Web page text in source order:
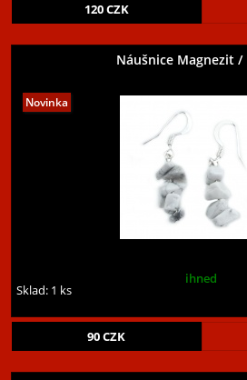
120CZK
Náušnice Magnezit
ihned
Sklad: 1 ks
90CZK